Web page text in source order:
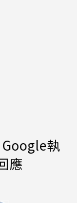
執
應